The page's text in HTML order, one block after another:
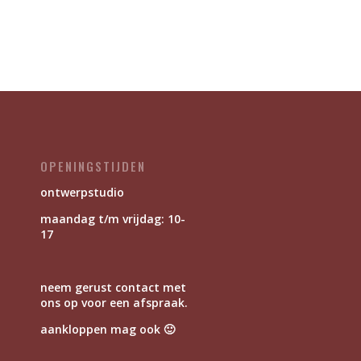
OPENINGSTIJDEN
ontwerpstudio
maandag t/m vrijdag: 10-
17
neem gerust contact met
ons op voor een afspraak.
aankloppen mag ook 🙂